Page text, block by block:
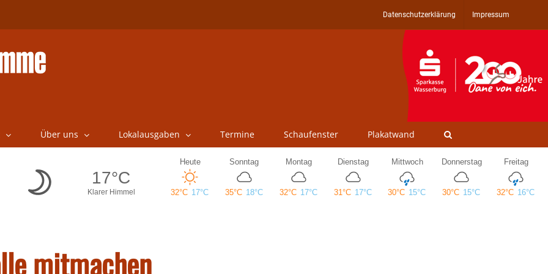
Datenschutzerklärung Impressum
Über uns Lokalausgaben Termine Schaufenster Plakatwand
mitmachen